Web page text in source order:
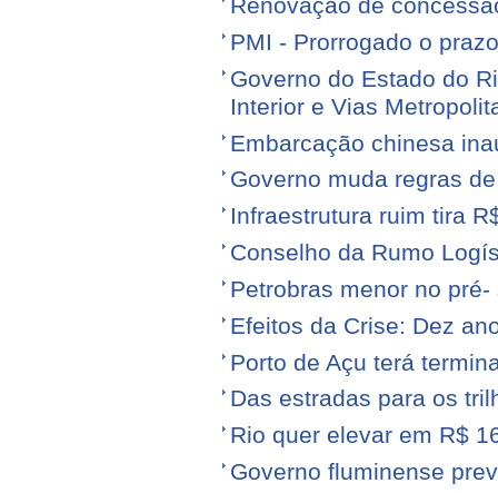
Renovação de
PMI - Prorrogado o
Governo do Estado do
Interior e Vias
Embarcação chinesa
Governo muda regras
Infraestrutura ruim tira
Conselho da Rumo
Petrobras menor no pré-
Efeitos da Crise: Dez
Porto de Açu terá
Das estradas para os
Rio quer elevar em R$
Governo fluminense